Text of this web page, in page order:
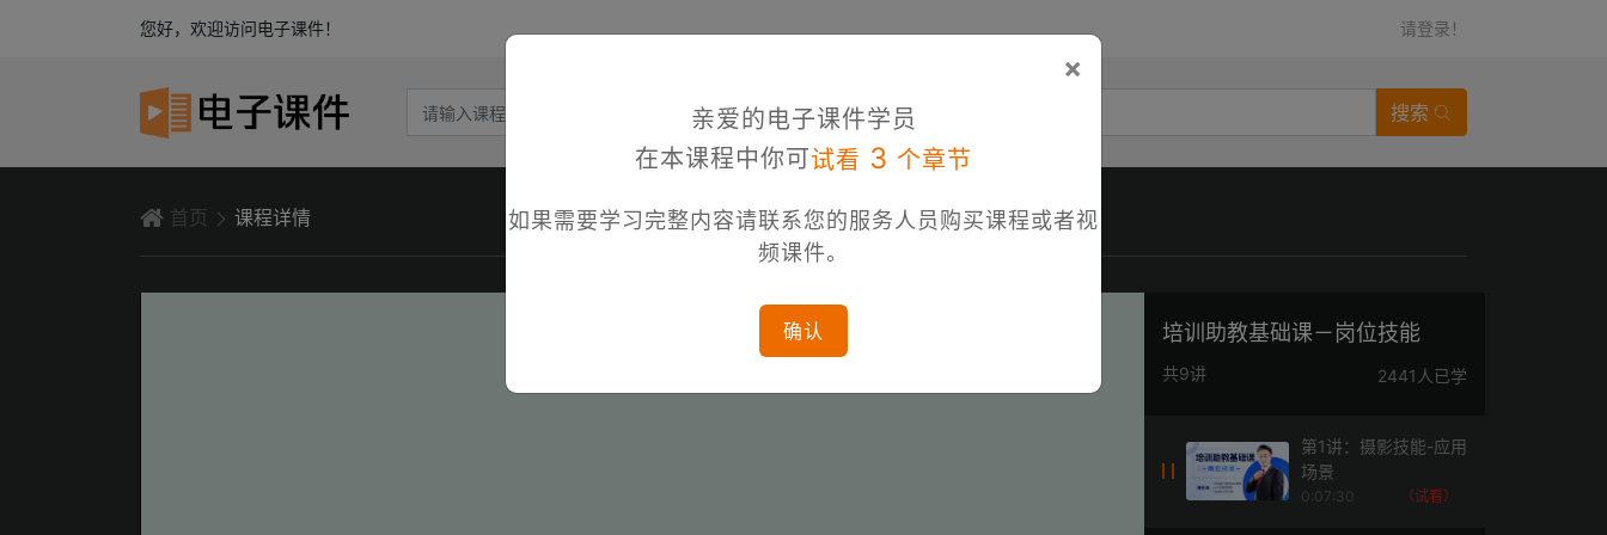
您好，欢迎访问电子课件！ 请登录！
搜索
首页 课程详情
培训助教基础课－岗位技能
共9讲 2441人已学
第1讲：摄影技能-应用
场景
0:07:30 （试看）
×
亲爱的电子课件学员
在本课程中你可试看 3 个章节
如果需要学习完整内容请联系您的服务人员购买课程或者视
频课件。
确认